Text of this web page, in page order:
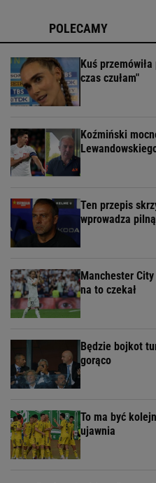
POLECAMY
Kuś
czas czułam"
Koźmiński
Ten przepis
wprowadza
Manchester
na to czekał
Będzie bojkot
gorąco
To ma być
ujawnia